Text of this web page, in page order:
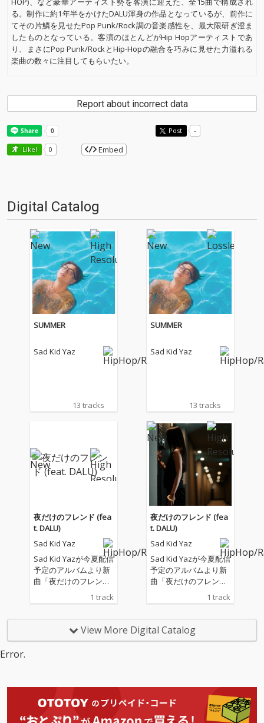
る。制作に約1年半をかけたDALU渾身の作品となっているが、前作に
てその片鱗を見せたPop Punk/Rock調の音楽感性を、最大限研ぎ澄ま
したものとなっている。客演のほとんどがHip Hopアーティストであ
り、まさにPop Punk/RockとHip-Hopの融合を巧みに見せた力溢れる
楽曲の数々に注目してもらいたい。
Report about incorrect data
Post -
Like! 0 Embed
Digital Catalog
SUMMER
Sad Kid Yaz
13 tracks
SUMMER
Sad Kid Yaz
13 tracks
夜だけのフレンド (fea
t. DALU)
Sad Kid Yaz
Sad Kid Yazが今夏配信
予定のアルバムより新
曲「夜だけのフレンド
(feat. DALU)」を先行リ
リースする。 客演には
よりDALUが参加。彼ら
のそれぞれの夜に男女
XONが担当した。
1 track
夜だけのフレンド (fea
t. DALU)
Sad Kid Yaz
Sad Kid Yazが今夏配信
予定のアルバムより新
曲「夜だけのフレンド
(feat. DALU)」を先行リ
リースする。 客演には
よりDALUが参加。彼ら
のそれぞれの夜に男女
のプロデューサーはTA
XONが担当した。
1 track
View More Digital Catalog
Error.